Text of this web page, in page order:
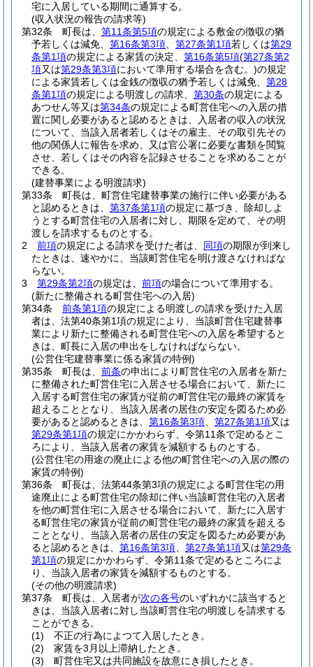
宅に入居している期間に通算する。
(収入状況の報告の請求等)
第32条
町長は、 第11条第5項の規定による敷金の徴収の猶
予若しくは減免、 第16条第3項 第27条第1項若しくは第29
条第1項の規定による家賃の決定、 第16条第5項(第27条第2
項又は第29条第3項において準用する場合を含む。)の規定
による家賃若しくは金銭の徴収の猶予若しくは減免、 第28
条第1項の規定による明渡しの請求、 第30条の規定による
あつせん等又は第34条の規定による町営住宅への入居の措
置に関し必要があると認めるときは、入居者の収入の状況
について、当該入居者若しくはその雇主、その取引先その
他の関係人に報告を求め、又は官公署に必要な書類を閲覧
させ、若しくはその内容を記録させることを求めることが
できる。
(建替事業による明渡請求)
第33条
町長は、町営住宅建替事業の施行に伴い必要がある
と認めるときは、 第37条第1項の規定に基づき、除却しよ
うとする町営住宅の入居者に対し、期限を定めて、その明
渡しを請求するものとする。
2
前項の規定による請求を受けた者は、 同項の期限が到来し
たときは、速やかに、当該町営住宅を明け渡さなければな
らない。
3
第29条第2項の規定は、 前項の場合について準用する。
(新たに整備される町営住宅への入居)
第34条
前条第1項の規定による明渡しの請求を受けた入居
者は、法第40条第1項の規定により、当該町営住宅建替事
業により新たに整備される町営住宅への入居を希望すると
きは、町長に入居の申出をしなければならない。
(公営住宅建替事業に係る家賃の特例)
第35条
町長は、 前条の申出により町営住宅の入居者を新た
に整備された町営住宅に入居させる場合において、新たに
入居する町営住宅の家賃が従前の町営住宅の最終の家賃を
超えることとなり、当該入居者の居住の安定を図るため必
要があると認めるときは、 第16条第3項 第27条第1項又は
第29条第1項の規定にかかわらず、令第11条で定めるとこ
ろにより、当該入居者の家賃を減額するものとする。
(公営住宅の用途の廃止による他の町営住宅への入居の際の
家賃の特例)
第36条
町長は、法第44条第3項の規定による町営住宅の用
途廃止による町営住宅の除却に伴い当該町営住宅の入居者
を他の町営住宅に入居させる場合において、新たに入居す
る町営住宅の家賃が従前の町営住宅の最終の家賃を超える
こととなり、当該入居者の居住の安定を図るため必要があ
ると認めるときは、 第16条第3項 第27条第1項又は第29条
第1項の規定にかかわらず、令第11条で定めるところによ
り、当該入居者の家賃を減額するものとする。
(その他の明渡請求)
第37条
町長は、入居者が次の各号のいずれかに該当すると
きは、当該入居者に対し当該町営住宅の明渡しを請求する
ことができる。
(1)
不正の行為によつて入居したとき。
(2)
家賃を3月以上滞納したとき。
(3)
町営住宅又は共同施設を故意にき損したとき。